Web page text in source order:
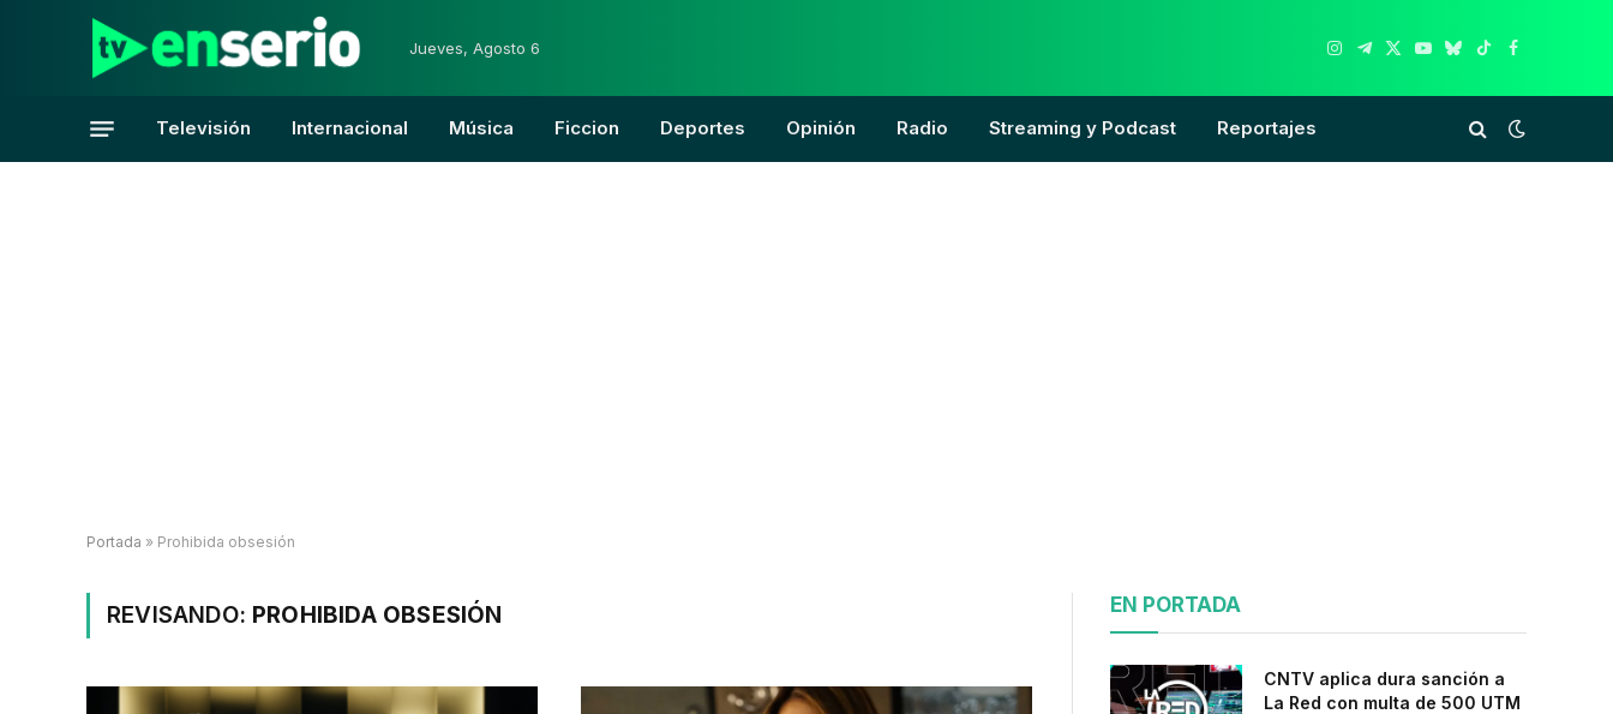
Jueves, Agosto 6
Instagram
Telegram
X
YouTube
Bluesky
TikTokFacebook
Televisión Internacional Música Ficcion Deportes Opinión Radio Streaming y Podcast Reportajes
Portada » Prohibida obsesión
REVISANDO: PROHIBIDA OBSESIÓN EN PORTADA
CNTV aplica dura sanción a
La Red con multa de 500 UTM